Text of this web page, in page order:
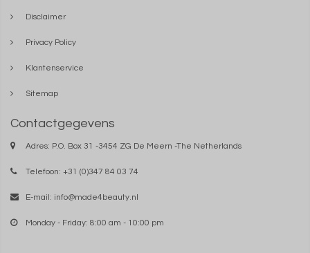
Disclaimer
Privacy Policy
Klantenservice
Sitemap
Contactgegevens
Adres: P.O. Box 31 -3454 ZG De Meern -The Netherlands
Telefoon: +31 (0)347 84 03 74
E-mail: info@made4beauty.nl
Monday - Friday: 8:00 am - 10:00 pm